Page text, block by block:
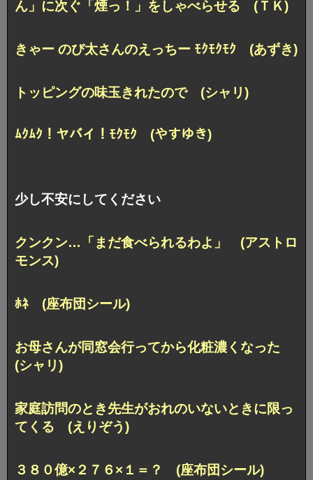
ん」に次ぐ 「煙っ！」をしゃべらせる (ＴＫ)
きゃー のび太さんのえっちー ﾓｸﾓｸﾓｸ (あずき)
トッピングの味玉きれたので (シャリ)
ﾑｸﾑｸ！ヤバイ！ﾓｸﾓｸ (やすゆき)
少し不安にしてください
クンクン…「まだ食べられるわよ」 (アストロ
モンス)
ﾎﾈ (座布団シール)
お母さんが同窓会行ってから化粧濃くなった
(シャリ)
家庭訪問のとき先生がおれのいないときに限っ
てくる (えりぞう)
３８０億×２７６×１＝？ (座布団シール)